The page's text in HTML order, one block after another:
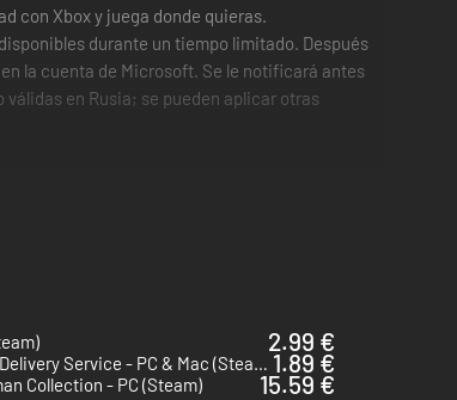
con Xbox y juega donde quieras.
durante un tiempo limitado. Después
la cuenta de Microsoft. Se le notificará antes
válidas en Rusia; se pueden aplicar otras
2.99 €
Totally Reliable Delivery Service - PC & Mac (Steam) 1.89 €
Collection - PC (Steam)
15.59 €